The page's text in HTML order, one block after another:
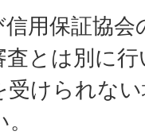
用保証協
とは別に
受けられな